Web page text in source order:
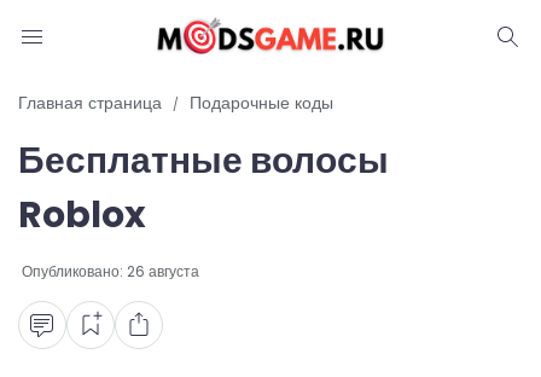
Блог
Читы и коды
Промокоды
Ошибки
Руководства
Главная страница Подарочные коды
Бесплатные волосы
Roblox
Опубликовано: 26 августа